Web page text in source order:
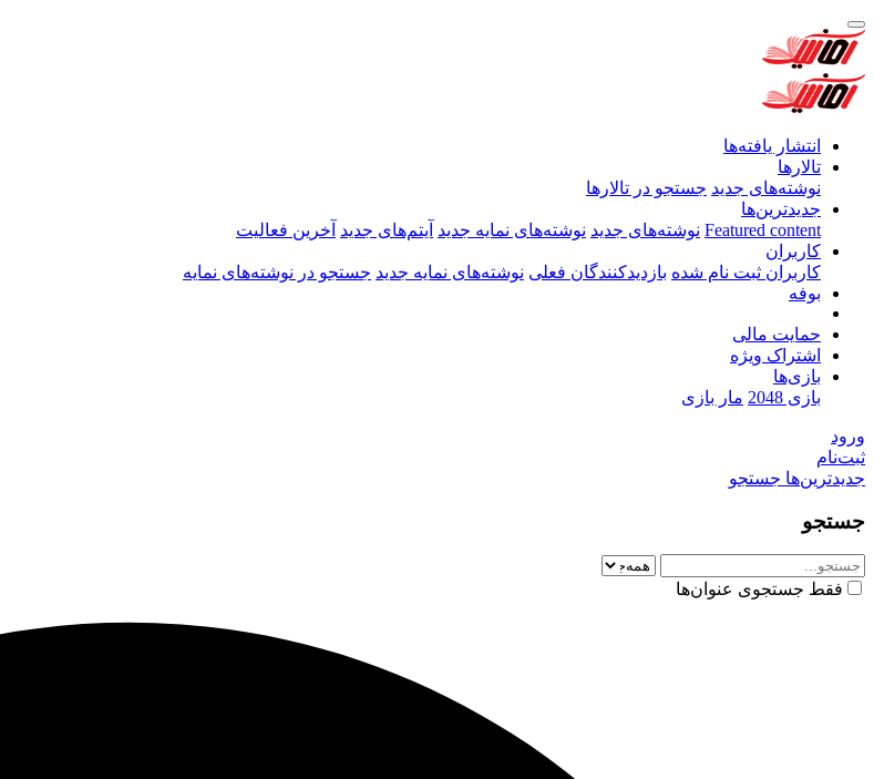
انتشار یافته‌ها
تالارها
نوشته‌های جدید جستجو در تالارها
جدیدترین‌ها
Featured content نوشته‌های جدید نوشته‌های نمایه جدید آیتم‌های جدید آخرین فعالیت
کاربران
کاربران ثبت نام شده بازدیدکنندگان فعلی نوشته‌های نمایه جدید جستجو در نوشته‌های نمایه
بوفه
حمایت مالی
اشتراک ویژه
بازی‌ها
بازی 2048
مار بازی
ورود
ثبت‌نام
جدیدترین‌ها جستجو
جستجو
فقط جستجوی عنوان‌ها